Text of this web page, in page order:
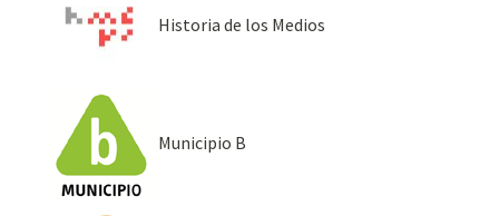
Historia de los Medios
Municipio B